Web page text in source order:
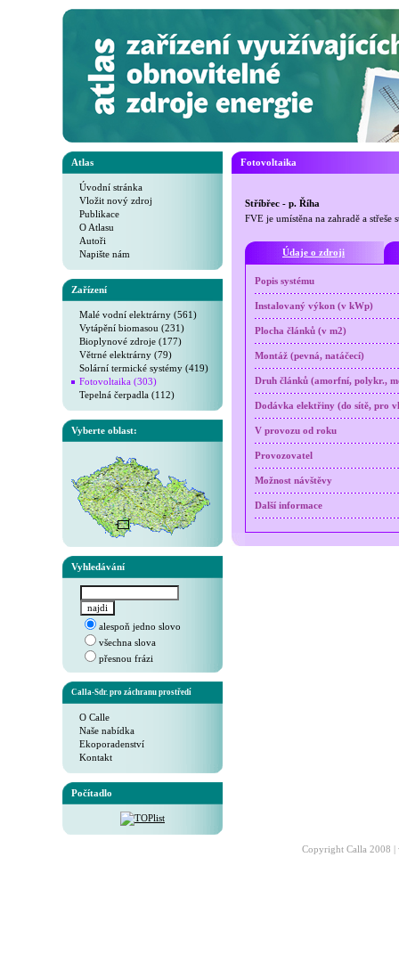
Atlas
Úvodní stránka
Vložit nový zdroj
Publikace
O Atlasu
Autoři
Napište nám
Zařízení
Malé vodní elektrárny (561)
Vytápění biomasou (231)
Bioplynové zdroje (177)
Větrné elektrárny (79)
Solární termické systémy (419)
Fotovoltaika (303)
Tepelná čerpadla (112)
Vyberte oblast:
Vyhledávání
alespoň jedno slovo
všechna slova
přesnou frázi
Calla-Sdr. pro záchranu prostředí
O Calle
Naše nabídka
Ekoporadenství
Kontakt
Počítadlo
Fotovoltaika
Stříbřec - p. Říha
FVE je umístěna na zahradě a
Údaje o zdroji
Popis systému
Instalovaný výkon (v kWp)
Plocha článků (v m2)
Montáž (pevná, natáčecí)
Druh článků (amorfní, polykr.,
Dodávka elektřiny (do sítě, pro
V provozu od roku
Provozovatel
Možnost návštěvy
Další informace
Copyright Calla 2008 |